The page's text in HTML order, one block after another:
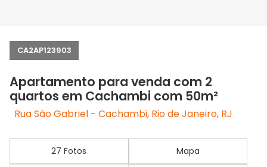
CA2AP123903
Apartamento para venda com 2
quartos em Cachambi com 50m²
Rua São Gabriel - Cachambi, Rio de Janeiro, RJ
27 Fotos Mapa